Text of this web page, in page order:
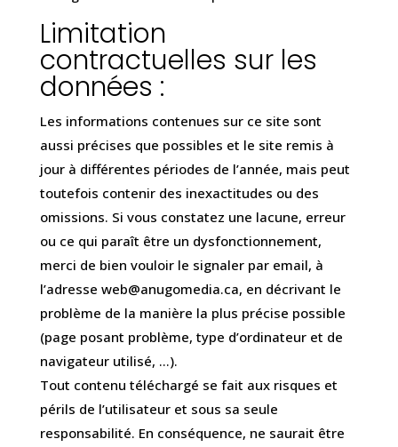
Limitation
contractuelles sur les
données :
Les informations contenues sur ce site sont
aussi précises que possibles et le site remis à
jour à différentes périodes de l’année, mais peut
toutefois contenir des inexactitudes ou des
omissions. Si vous constatez une lacune, erreur
ou ce qui paraît être un dysfonctionnement,
merci de bien vouloir le signaler par email, à
l’adresse web@anugomedia.ca, en décrivant le
problème de la manière la plus précise possible
(page posant problème, type d’ordinateur et de
navigateur utilisé, …).
Tout contenu téléchargé se fait aux risques et
périls de l’utilisateur et sous sa seule
responsabilité. En conséquence, ne saurait être